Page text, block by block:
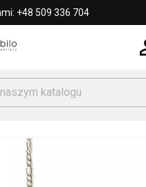
+48 509 336 704